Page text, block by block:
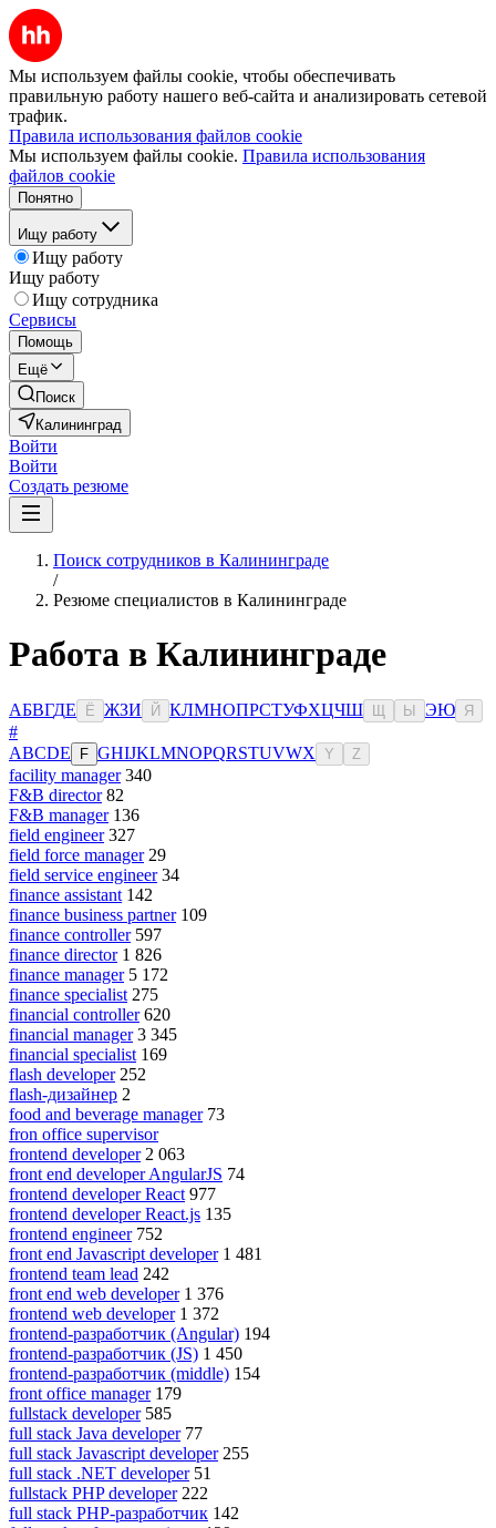
Мы используем файлы cookie, чтобы обеспечивать
правильную работу нашего веб-сайта и анализировать сетевой
трафик.
Правила использования файлов cookie
Мы используем файлы cookie. Правила использования
файлов cookie
Понятно
Ищу работу
Ищу работу
Ищу работу
Ищу сотрудника
Сервисы
Помощь
Ещё
Поиск
Калининград
Войти
Войти
Создать резюме
Поиск сотрудников в Калининграде
/
Резюме специалистов в Калининграде
Работа в Калининграде
АБВГДЕ Ё ЖЗИ Й КЛМНОПРСТУФХЦЧШ Ы ЭЮ Я
#
ABCDE F GHIJKLMNOPQRSTUVWX Y Z
facility manager 340
F&B director 82
F&B manager 136
field engineer 327
field force manager 29
field service engineer 34
finance assistant 142
finance business partner 109
finance controller 597
finance director 1 826
finance manager 5 172
finance specialist 275
financial controller 620
financial manager 3 345
financial specialist 169
flash developer 252
flash-дизайнер 2
food and beverage manager 73
fron office supervisor
frontend developer 2 063
front end developer AngularJS 74
frontend developer React 977
frontend developer React.js 135
frontend engineer 752
front end Javascript developer 1 481
frontend team lead 242
front end web developer 1 376
frontend web developer 1 372
frontend-разработчик (Angular) 194
frontend-разработчик (JS) 1 450
frontend-разработчик (middle) 154
front office manager 179
fullstack developer 585
full stack Java developer 77
full stack Javascript developer 255
full stack .NET developer 51
fullstack PHP developer 222
full stack PHP-разработчик 142